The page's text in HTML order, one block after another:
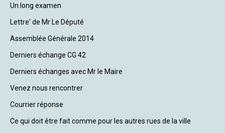
Un long examen
Lettre' de Mr Le Député
Assemblée Générale 2014
Derniers échange CG 42
Derniers échanges avec Mr le Maire
Venez nous rencontrer
Courrier réponse
Ce qui doit être fait comme pour les autres rues de la ville